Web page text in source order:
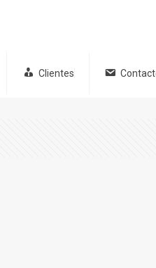
Clientes